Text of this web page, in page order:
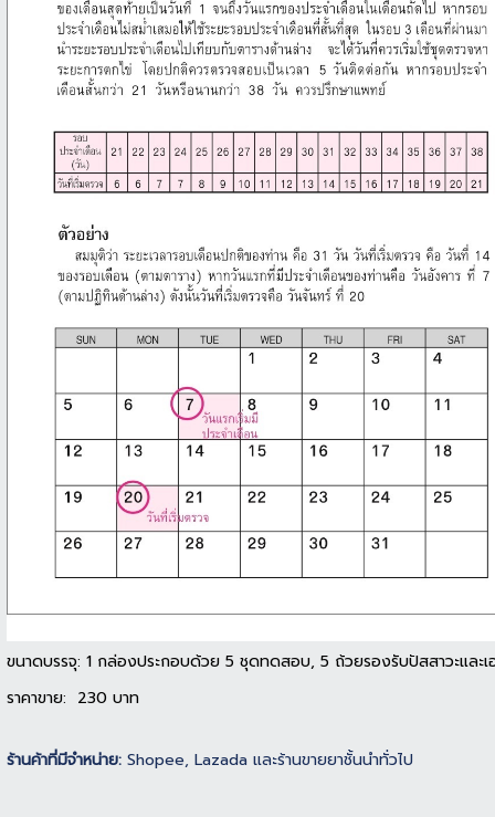
ขนาดบรรจุ: 1 กล่องประกอบด้วย 5 ชุดทดสอบ, 5 ถ้วยรองรับปัสสาวะและเ
ราคาขาย: 230 บาท
ร้านค้าที่มีจำหน่าย:Shopee, Lazada และร้านขายยาชั้นนำทั่วไป